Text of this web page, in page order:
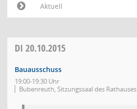
Aktuell
DI 20.10.2015
Bauausschuss
19:00-19:30 Uhr
Bubenreuth, Sitzungssaal des Rathauses